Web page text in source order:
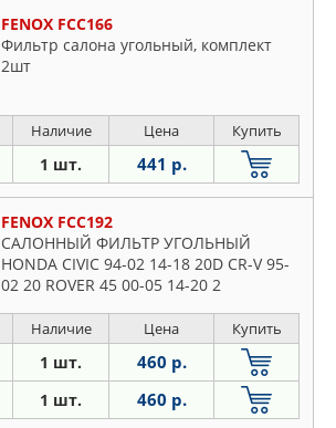
FENOX FCC166
Фильтр салона угольный, комплект
2шт
Наличие Цена Купить
1 шт. 441 р.
FENOX FCC192
САЛОННЫЙ ФИЛЬТР УГОЛЬНЫЙ
HONDA CIVIC 94-02 14-18 20D CR-V 95-
02 20 ROVER 45 00-05 14-20 2
Наличие Цена Купить
1 шт. 460 р.
1 шт. 460 р.